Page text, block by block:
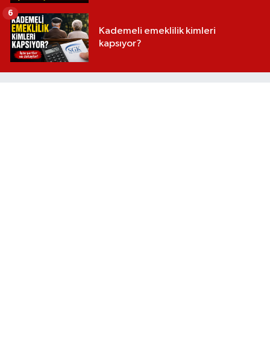
Kademeli emeklilik kimleri
kapsıyor?
6